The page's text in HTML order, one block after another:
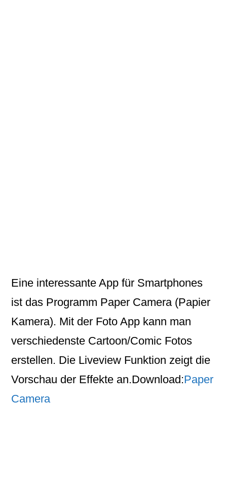
Eine interessante App für Smartphones
ist das Programm Paper Camera (Papier
Kamera). Mit der Foto App kann man
verschiedenste Cartoon/Comic Fotos
erstellen. Die Liveview Funktion zeigt die
Vorschau der Effekte an.Download:Paper
Camera